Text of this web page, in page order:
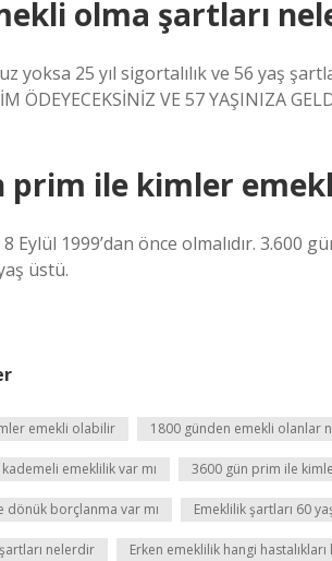
olma şartları
yoksa 25 yıl sigortalılık ve 56 yaş
ÖDEYECEKSİNİZ VE 57 YAŞINIZA
prim ile kimler
Eylül 1999’dan önce olmalıdır. 3.600
üstü.
emekli olabilir 1800 günden emekli olanlar
emeklilik var mı 3600 gün prim ile
dönük borçlanma var mı Emeklilik şartları 60
nelerdir Erken emeklilik hangi hastalıkları